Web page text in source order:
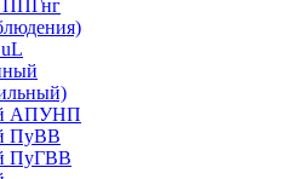
ППГнг
АПУНП
ПуВВ
ПуГВВ